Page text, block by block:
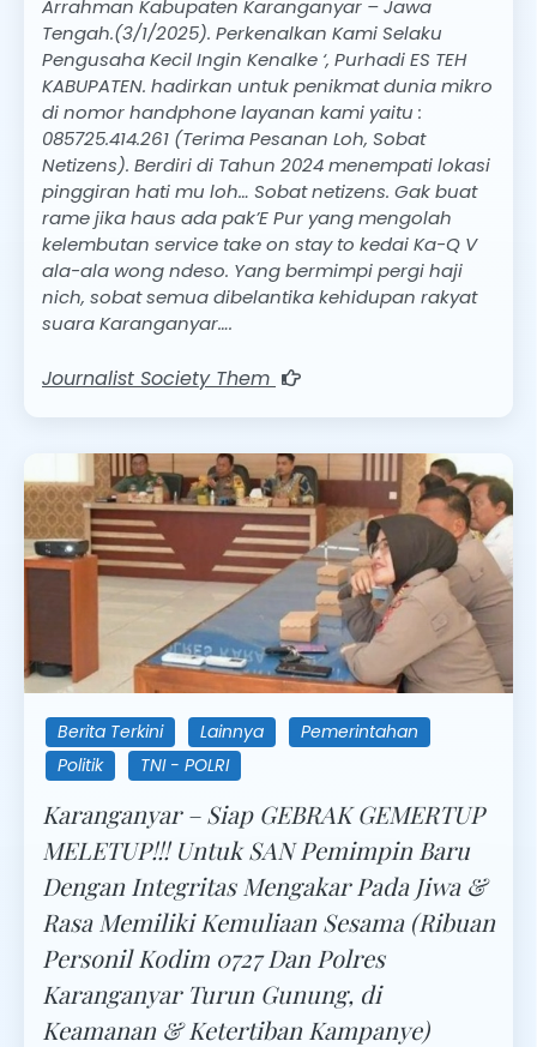
Arrahman Kabupaten Karanganyar – Jawa
Tengah.(3/1/2025). Perkenalkan Kami Selaku
Pengusaha Kecil Ingin Kenalke ‘, Purhadi ES TEH
KABUPATEN. hadirkan untuk penikmat dunia mikro
di nomor handphone layanan kami yaitu :
085725.414.261 (Terima Pesanan Loh, Sobat
Netizens). Berdiri di Tahun 2024 menempati lokasi
pinggiran hati mu loh… Sobat netizens. Gak buat
rame jika haus ada pak’E Pur yang mengolah
kelembutan service take on stay to kedai Ka-Q V
ala-ala wong ndeso. Yang bermimpi pergi haji
nich, sobat semua dibelantika kehidupan rakyat
suara Karanganyar….
Journalist Society Them
Berita Terkini Lainnya
Pemerintahan
Politik
TNI - POLRI
Karanganyar – Siap GEBRAK GEMERTUP
MELETUP!!! Untuk SAN Pemimpin Baru
Dengan Integritas Mengakar Pada Jiwa &
Rasa Memiliki Kemuliaan Sesama (Ribuan
Personil Kodim 0727 Dan Polres
Karanganyar Turun Gunung, di
Keamanan & Ketertiban Kampanye)